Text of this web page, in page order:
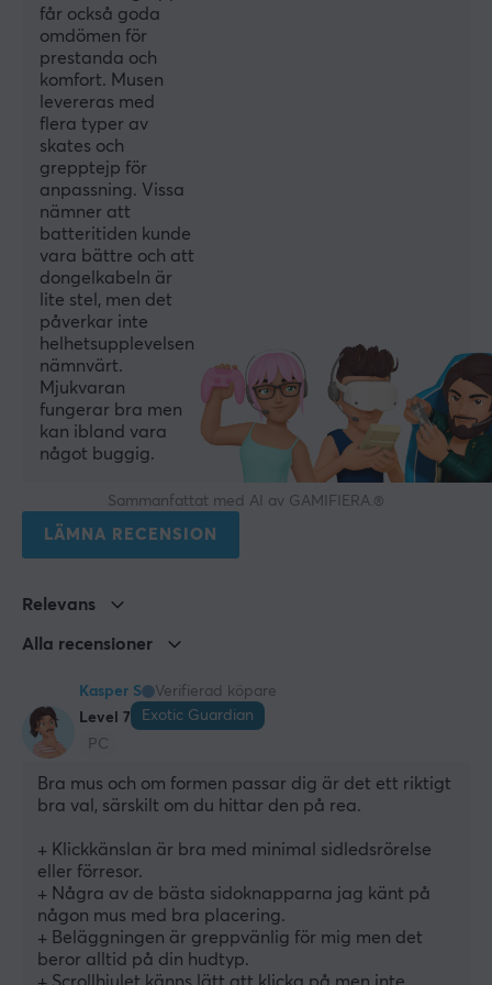
förväntningar genom att integrera de senaste
teknologiska innovationerna med ett öga för stil och
design. Med Waizowls produkter får du en perfekt
balans mellan modern design och effektiv prestanda,
vilket gör dem till ett idealiskt val för den medvetna
konsumenten. Kolla igenom Waizowl's sortimentet och
ge din setup en ny stil!
SPECIFIKATIONER
ANSLUTNING
Anslutning
2.4GHz, Bluetooth, USB
Trådlös
Ja
Batteritid
EGENSKAPER
Sensormodell
Sensor
Optisk
Typ av brytare
Raesha Optical Switch
DPI
30000 dpi
Max acceleration
50 G
får också goda
omdömen för
prestanda och
komfort. Musen
levereras med
flera typer av
skates och
grepptejp för
anpassning. Vissa
nämner att
batteritiden kunde
vara bättre och att
dongelkabeln är
lite stel, men det
påverkar inte
helhetsupplevelsen
nämnvärt.
Mjukvaran
fungerar bra men
kan ibland vara
något buggig.
Sammanfattat med AI av GAMIFIERA.®
LÄMNA RECENSION
Relevans
Alla recensioner
Kasper S
Verifierad köpare
Level 7
Exotic Guardian
PC
Bra mus och om formen passar dig är det ett riktigt
bra val, särskilt om du hittar den på rea.
+ Klickkänslan är bra med minimal sidledsrörelse
eller förresor.
+ Några av de bästa sidoknapparna jag känt på
någon mus med bra placering.
+ Beläggningen är greppvänlig för mig men det
beror alltid på din hudtyp.